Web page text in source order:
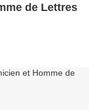
de Lettres